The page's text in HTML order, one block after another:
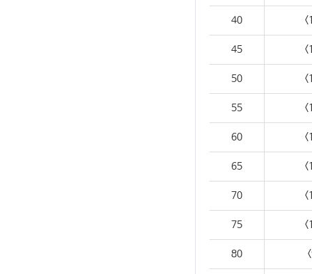
40
45
50
55
60
65
70
75
80